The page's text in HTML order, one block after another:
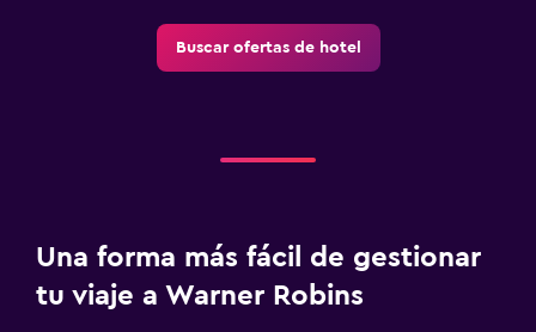
Buscar ofertas de hotel
Una forma más fácil de gestionar
tu viaje a Warner Robins